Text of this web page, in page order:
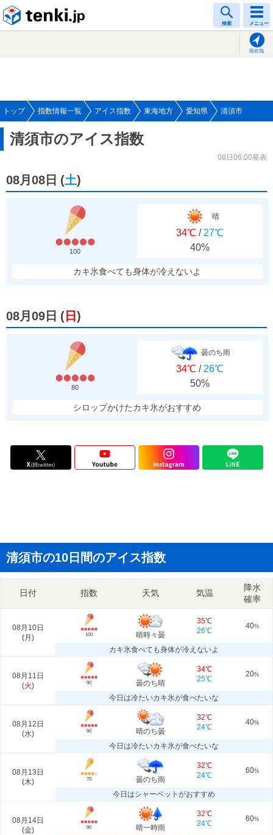
検索 メニュー
現在地
トップ 指数情報一覧 アイス指数 東海地方 愛知県 清須市
清須市のアイス指数
08日06:00発表
08月08日 (土)
100
晴
34℃ / 27℃
40%
カキ氷食べても身体が冷えないよ
08月09日 ( 日 )
80
曇のち雨
34℃ / 26℃
50%
シロップかけたカキ氷がおすすめ
清須市の10日間のアイス指数
日付 指数 天気 気温
降水
確率
08月10日
(月 ) 100 晴時々曇
35℃
26℃
40%
カキ氷食べても身体が冷えないよ
08月11日
(火) 90 曇のち晴
34℃
25℃
20%
今日は冷たいカキ氷が食べたいな
08月12日
(水) 90 晴のち曇
32℃
24℃
40%
今日は冷たいカキ氷が食べたいな
08月13日
(木) 70 曇のち雨
32℃
24℃
60%
今日はシャーベットがおすすめ
08月14日
(金) 90 晴一時雨
32℃
24℃
60%